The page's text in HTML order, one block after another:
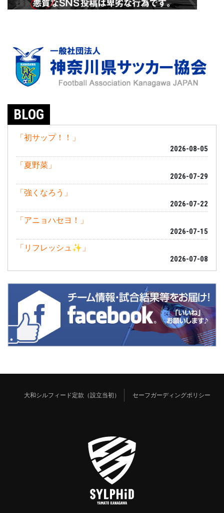
BLOG
「初サップ！！」
2026-08-05
「夏野菜」
2026-07-29
「強くなろう」
2026-07-22
「アニョハセヨ！」
2026-07-15
「リフレッシュ✨」
2026-07-08
大和シルフィード定款（設立当初） セーフガーディングポリシー